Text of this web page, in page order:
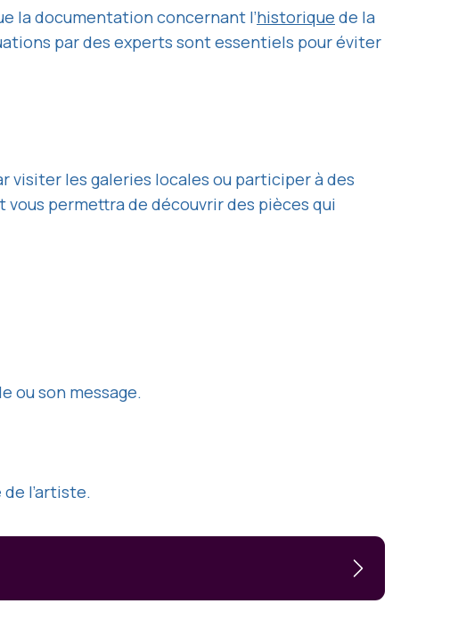
la documentation concernant l’historique de la
par des experts sont essentiels pour éviter
visiter les galeries locales ou participer à des
permettra de découvrir des pièces qui
ou son message.
l’artiste.